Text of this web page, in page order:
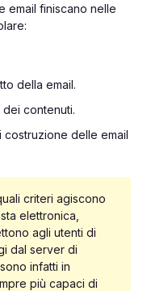
email finiscano nelle
della email.
contenuti.
delle email
criteri agiscono
elettronica,
agli utenti di
dal server di
infatti in
più capaci di